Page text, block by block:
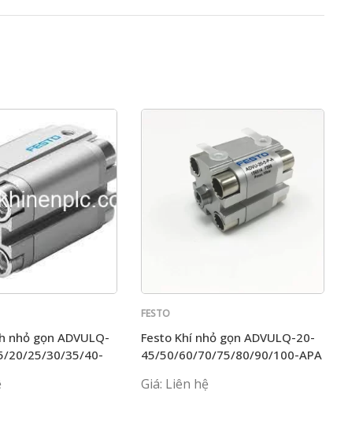
nhỏ gọn ADVULQ-
20/25/30/35/40-
FESTO
Festo Khí nhỏ gọn ADVULQ-20-
45/50/60/70/75/80/90/100-APA
Giá: Liên hệ